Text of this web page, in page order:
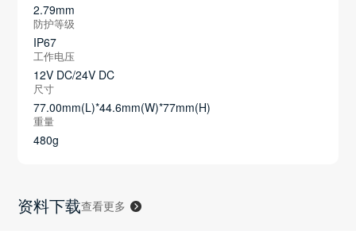
2.79mm
防护等级
IP67
工作电压
12V DC/24V DC
尺寸
77.00mm(L)*44.6mm(W)*77mm(H)
重量
480g
资料下载查看更多